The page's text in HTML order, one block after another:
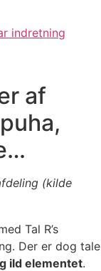
indretning
af
(kilde
Tal R’s
Der er dog tale
ild elementet.